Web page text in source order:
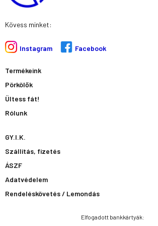
Kövess minket:
Instagram Facebook
Termékeink
Pörkölők
Ültess fát!
Rólunk
GY.I.K.
Szállítás, fizetés
ÁSZF
Adatvédelem
Rendeléskövetés / Lemondás
Elfogadott bankkártyák: